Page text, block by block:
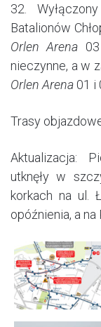
32.
Batalionów
Orlen Arena
nieczynne, a w
Orlen Arena 01 i
Trasy
Aktualizacja:
utknęły w
korkach na ul.
opóźnienia, a